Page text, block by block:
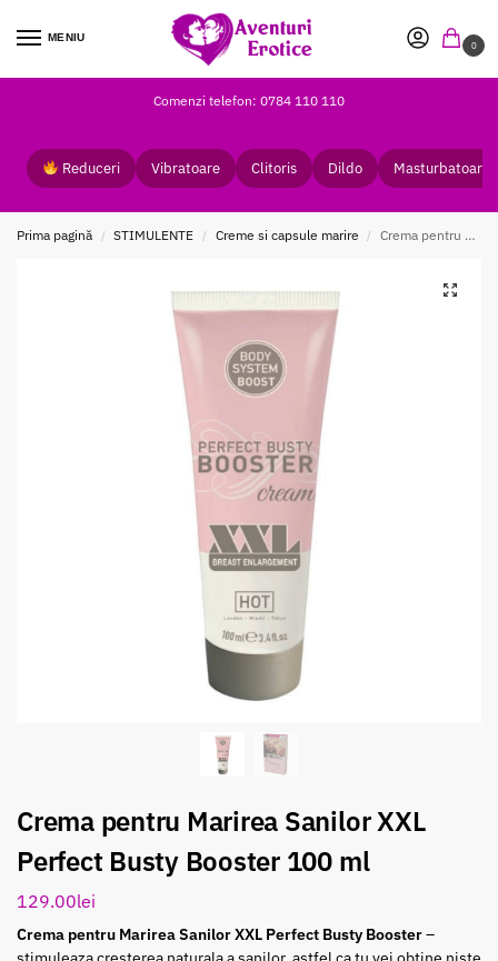
MENIU
0
Comenzi telefon: 0784 110 110
Reduceri Vibratoare Clitoris Dildo Masturbatoare
Prima pagină / STIMULENTE / Creme si capsule marire / Crema pentru Marirea Sanilor XXL Perfect Busty Booster 100 ml
Crema pentru Marirea Sanilor XXL
Perfect Busty Booster 100 ml
129.00lei
Crema pentru Marirea Sanilor XXL Perfect Busty Booster–